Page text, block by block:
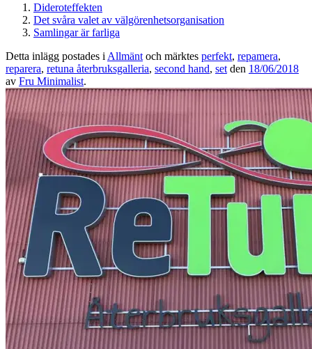
Dideroteffekten
Det svåra valet av välgörenhetsorganisation
Samlingar är farliga
Detta inlägg postades i Allmänt och märktes perfekt, repamera,
reparera, retuna återbruksgalleria, second hand, set den 18/06/2018
av Fru Minimalist.